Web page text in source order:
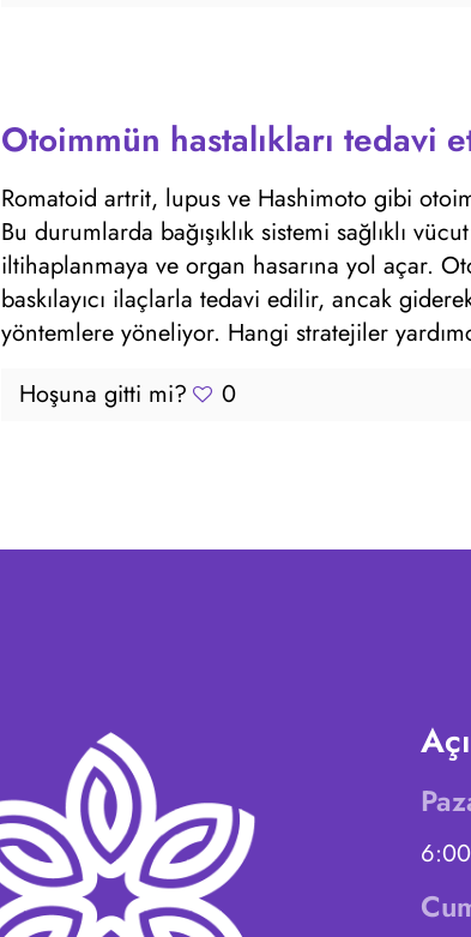
Otoimmün hastalıkları tedavi
Romatoid artrit, lupus ve Hashimoto gibi
Bu durumlarda bağışıklık sistemi sağlıklı
iltihaplanmaya ve organ hasarına yol açar.
baskılayıcı ilaçlarla tedavi edilir, ancak
yöntemlere yöneliyor. Hangi stratejiler
Hoşuna gitti mi?
0